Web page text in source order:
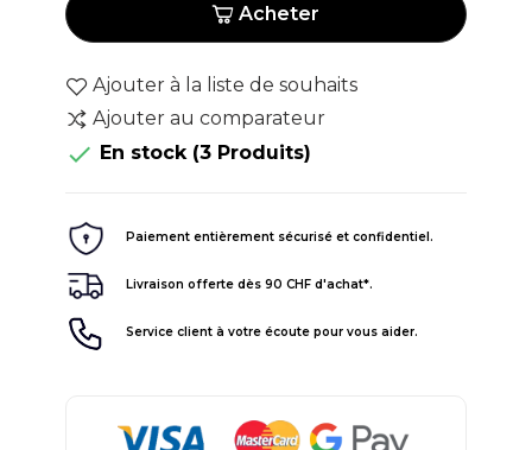
Acheter
Ajouter à la liste de souhaits
Ajouter au comparateur
 En stock (3 Produits)
Paiement entièrement sécurisé et confidentiel.
Livraison offerte dès 90 CHF d'achat*.
Service client à votre écoute pour vous aider.